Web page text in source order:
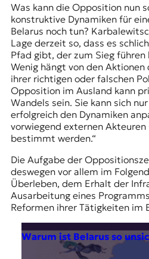
Was kann die Opposition nun
konstruktive Dynamiken für
Belarus noch tun?
Lage derzeit so, dass es
Pfad gibt, der zum Sieg führen
Wenig hängt von den
ihrer richtigen oder falschen
Opposition im Ausland kann
Wandels sein. Sie kann sich
erfolgreich den Dynamiken
vorwiegend externen Akteuren
bestimmt werden.“
Die Aufgabe der
deswegen vor allem im
Überleben, dem Erhalt der
Ausarbeitung eines
Reformen ihrer Tätigkeiten im
Warum ist Belarus so